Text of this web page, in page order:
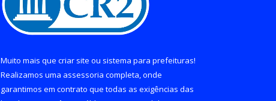
Muito mais que criar site ou sistema para prefeituras!
Realizamos uma assessoria completa, onde
garantimos em contrato que todas as exigências das